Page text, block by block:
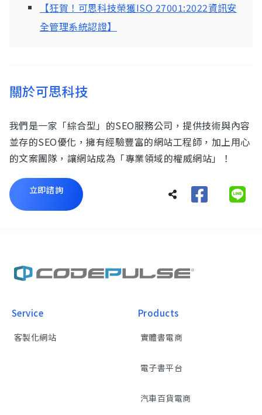
【狂賀！可思科技榮獲ISO 27001:2022資訊安
全管理系統認證】
關於可思科技
我們是一家「綜合型」的SEO服務公司，提供技術與內容
並存的SEO優化，擁有經驗豐富的網站工程師，加上用心
的文案團隊，讓網站成為「專業領域的權威網站」！
立即諮詢
Service
客製化網站
Products
實體書電商
電子書平台
汽車百貨電商